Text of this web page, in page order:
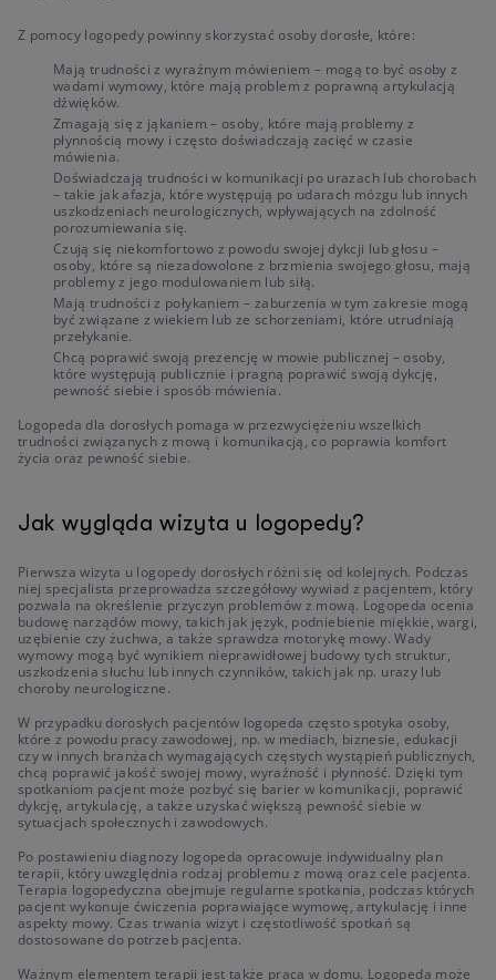
Z pomocy logopedy powinny skorzystać osoby dorosłe, które:
Mają trudności z wyraźnym mówieniem – mogą to być osoby z
wadami wymowy, które mają problem z poprawną artykulacją
dźwięków.
Zmagają się z jąkaniem – osoby, które mają problemy z
płynnością mowy i często doświadczają zacięć w czasie
mówienia.
Doświadczają trudności w komunikacji po urazach lub chorobach
– takie jak afazja, które występują po udarach mózgu lub innych
uszkodzeniach neurologicznych, wpływających na zdolność
porozumiewania się.
Czują się niekomfortowo z powodu swojej dykcji lub głosu –
osoby, które są niezadowolone z brzmienia swojego głosu, mają
problemy z jego modulowaniem lub siłą.
Mają trudności z połykaniem – zaburzenia w tym zakresie mogą
być związane z wiekiem lub ze schorzeniami, które utrudniają
przełykanie.
Chcą poprawić swoją prezencję w mowie publicznej – osoby,
które występują publicznie i pragną poprawić swoją dykcję,
pewność siebie i sposób mówienia.
Logopeda dla dorosłych pomaga w przezwyciężeniu wszelkich
trudności związanych z mową i komunikacją, co poprawia komfort
życia oraz pewność siebie.
Jak wygląda wizyta u logopedy?
Pierwsza wizyta u logopedy dorosłych różni się od kolejnych. Podczas
niej specjalista przeprowadza szczegółowy wywiad z pacjentem, który
pozwala na określenie przyczyn problemów z mową. Logopeda ocenia
budowę narządów mowy, takich jak język, podniebienie miękkie, wargi,
uzębienie czy żuchwa, a także sprawdza motorykę mowy. Wady
wymowy mogą być wynikiem nieprawidłowej budowy tych struktur,
uszkodzenia słuchu lub innych czynników, takich jak np. urazy lub
choroby neurologiczne.
W przypadku dorosłych pacjentów logopeda często spotyka osoby,
które z powodu pracy zawodowej, np. w mediach, biznesie, edukacji
czy w innych branżach wymagających częstych wystąpień publicznych,
chcą poprawić jakość swojej mowy, wyraźność i płynność. Dzięki tym
spotkaniom pacjent może pozbyć się barier w komunikacji, poprawić
dykcję, artykulację, a także uzyskać większą pewność siebie w
sytuacjach społecznych i zawodowych.
Po postawieniu diagnozy logopeda opracowuje indywidualny plan
terapii, który uwzględnia rodzaj problemu z mową oraz cele pacjenta.
Terapia logopedyczna obejmuje regularne spotkania, podczas których
pacjent wykonuje ćwiczenia poprawiające wymowę, artykulację i inne
aspekty mowy. Czas trwania wizyt i częstotliwość spotkań są
dostosowane do potrzeb pacjenta.
Ważnym elementem terapii jest także praca w domu. Logopeda może